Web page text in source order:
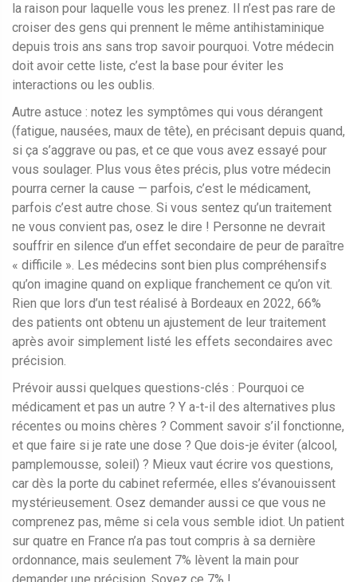
la raison pour laquelle vous les prenez. Il n’est pas rare de
croiser des gens qui prennent le même antihistaminique
depuis trois ans sans trop savoir pourquoi. Votre médecin
doit avoir cette liste, c’est la base pour éviter les
interactions ou les oublis.
Autre astuce : notez les symptômes qui vous dérangent
(fatigue, nausées, maux de tête), en précisant depuis quand,
si ça s’aggrave ou pas, et ce que vous avez essayé pour
vous soulager. Plus vous êtes précis, plus votre médecin
pourra cerner la cause — parfois, c’est le médicament,
parfois c’est autre chose. Si vous sentez qu’un traitement
ne vous convient pas, osez le dire ! Personne ne devrait
souffrir en silence d’un effet secondaire de peur de paraître
« difficile ». Les médecins sont bien plus compréhensifs
qu’on imagine quand on explique franchement ce qu’on vit.
Rien que lors d’un test réalisé à Bordeaux en 2022, 66%
des patients ont obtenu un ajustement de leur traitement
après avoir simplement listé les effets secondaires avec
précision.
Prévoir aussi quelques questions-clés : Pourquoi ce
médicament et pas un autre ? Y a-t-il des alternatives plus
récentes ou moins chères ? Comment savoir s’il fonctionne,
et que faire si je rate une dose ? Que dois-je éviter (alcool,
pamplemousse, soleil) ? Mieux vaut écrire vos questions,
car dès la porte du cabinet refermée, elles s’évanouissent
mystérieusement. Osez demander aussi ce que vous ne
comprenez pas, même si cela vous semble idiot. Un patient
sur quatre en France n’a pas tout compris à sa dernière
ordonnance, mais seulement 7% lèvent la main pour